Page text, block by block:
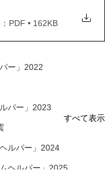
ー」2022
パー」2023
ルパー」2024
ヘルパー」2025
PDF • 162KB
すべて表示